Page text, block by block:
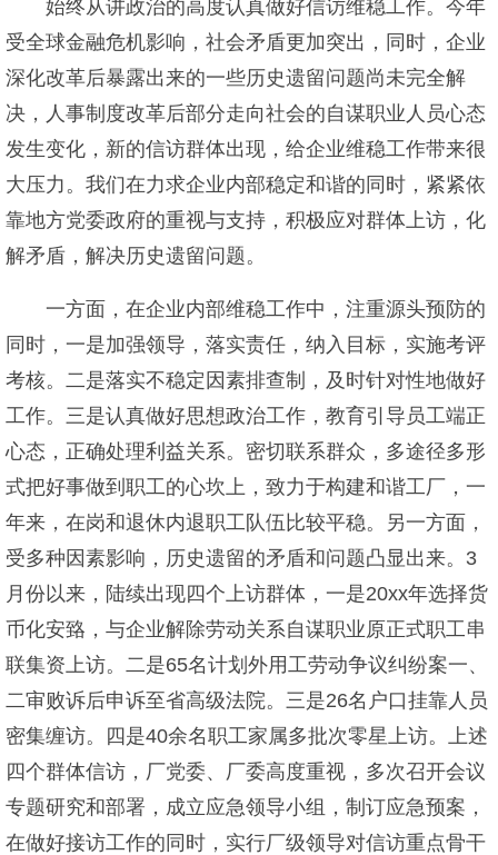
始终从讲政治的高度认真做好信访维稳工作。今年
受全球金融危机影响，社会矛盾更加突出，同时，企业
深化改革后暴露出来的一些历史遗留问题尚未完全解
决，人事制度改革后部分走向社会的自谋职业人员心态
发生变化，新的信访群体出现，给企业维稳工作带来很
大压力。我们在力求企业内部稳定和谐的同时，紧紧依
靠地方党委政府的重视与支持，积极应对群体上访，化
解矛盾，解决历史遗留问题。
一方面，在企业内部维稳工作中，注重源头预防的
同时，一是加强领导，落实责任，纳入目标，实施考评
考核。二是落实不稳定因素排查制，及时针对性地做好
工作。三是认真做好思想政治工作，教育引导员工端正
心态，正确处理利益关系。密切联系群众，多途径多形
式把好事做到职工的心坎上，致力于构建和谐工厂，一
年来，在岗和退休内退职工队伍比较平稳。另一方面，
受多种因素影响，历史遗留的矛盾和问题凸显出来。3
月份以来，陆续出现四个上访群体，一是20xx年选择货
币化安臵，与企业解除劳动关系自谋职业原正式职工串
联集资上访。二是65名计划外用工劳动争议纠纷案一、
二审败诉后申诉至省高级法院。三是26名户口挂靠人员
密集缠访。四是40余名职工家属多批次零星上访。上述
四个群体信访，厂党委、厂委高度重视，多次召开会议
专题研究和部署，成立应急领导小组，制订应急预案，
在做好接访工作的同时，实行厂级领导对信访重点骨干